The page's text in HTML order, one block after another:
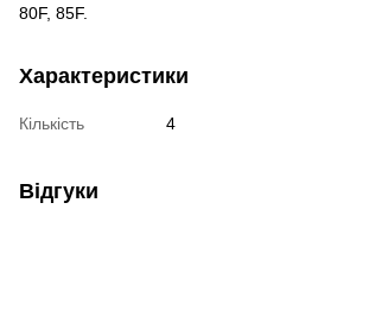
80F, 85F.
Характеристики
Кількість 4
Відгуки